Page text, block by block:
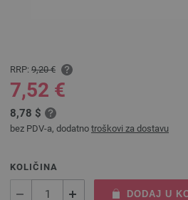
RRP: 9,20 €
7,52 €
8,78 $
bez PDV-a, dodatno troškovi za dostavu
KOLIČINA
DODAJ U